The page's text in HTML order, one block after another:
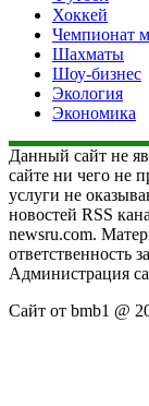
Хоккей
Чемпионат
Шахматы
Шоу-бизнес
Экология
Экономика
Данный сайт не
сайте ни чего не
услуги не
новостей RSS
newsru.com.
ответственность
Администрация
Сайт от bmb1 @